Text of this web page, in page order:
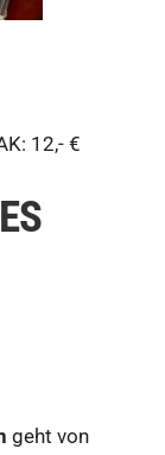
12,- €
geht von